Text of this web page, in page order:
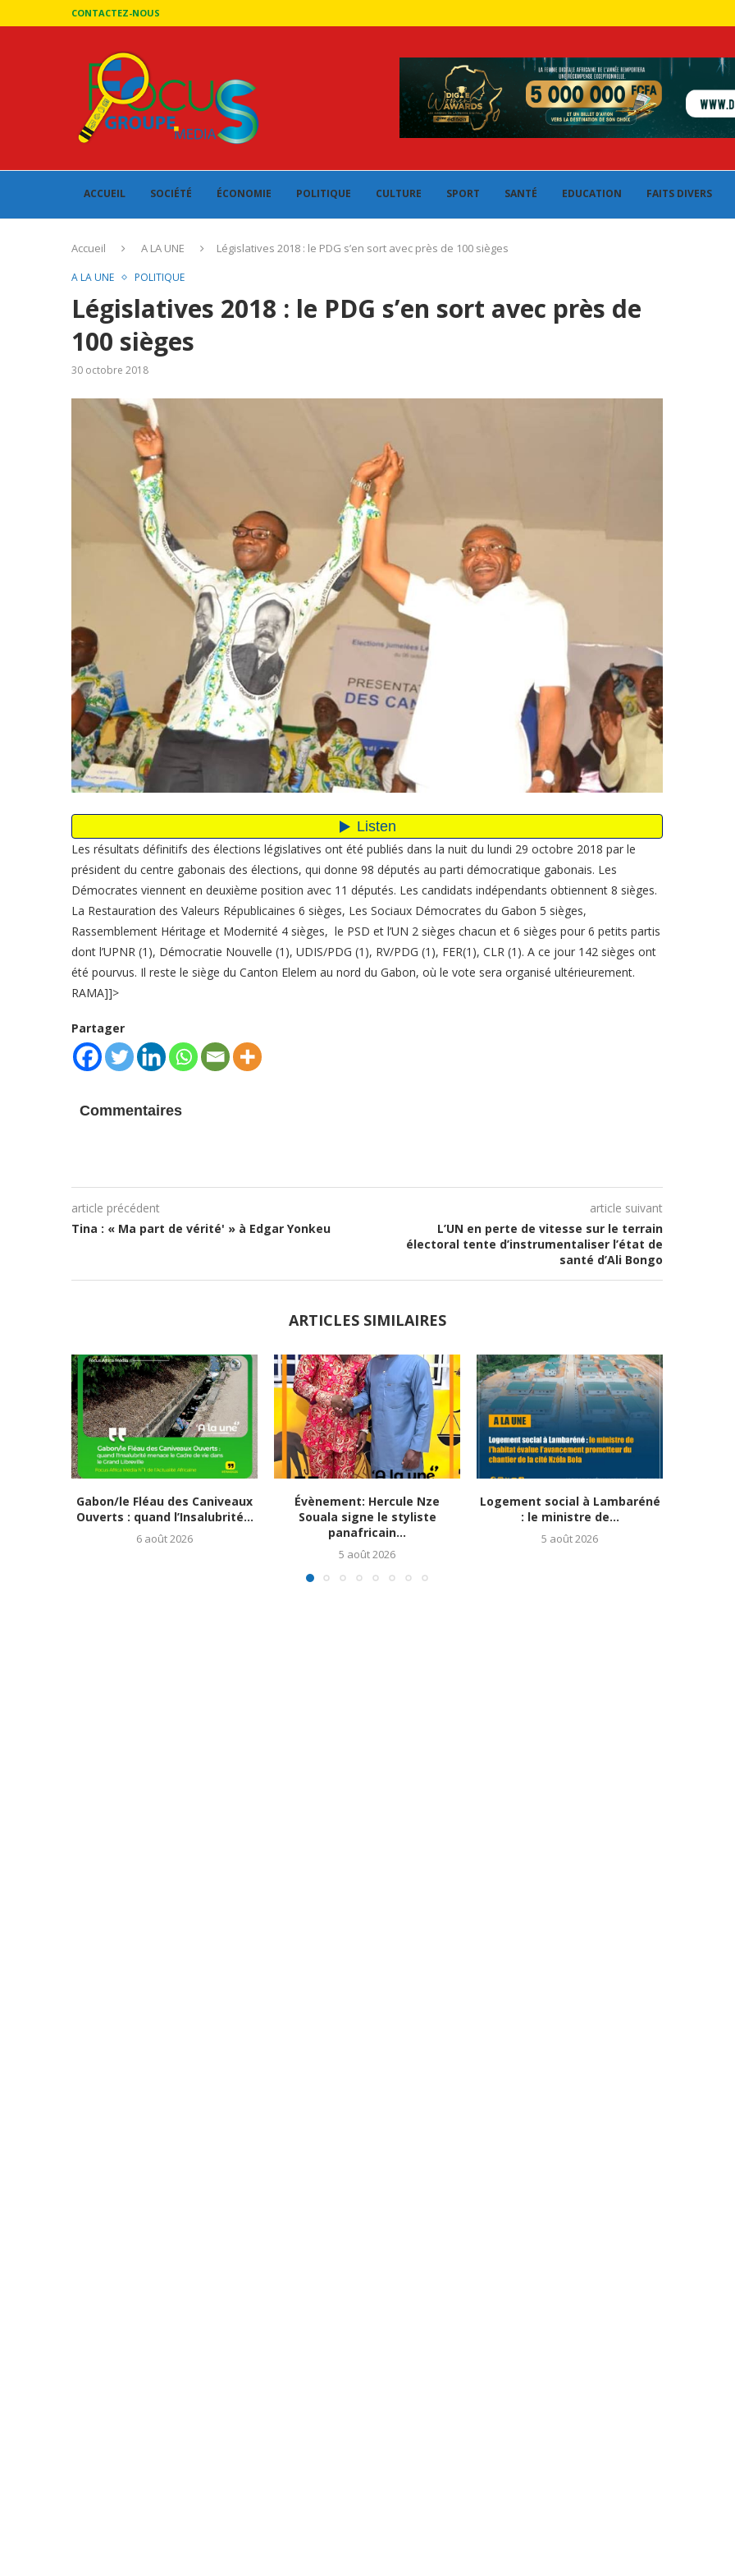
CONTACTEZ-NOUS
ACCUEIL SOCIÉTÉ ÉCONOMIE POLITIQUE CULTURE SPORT SANTÉ EDUCATION FAITS DIVERS
Accueil A LA UNE Législatives 2018 : le PDG s’en sort avec près de 100 sièges
A LA UNE POLITIQUE
Législatives 2018 : le PDG s’en sort avec près de
100 sièges
30 octobre 2018
Les résultats définitifs des élections législatives ont été publiés dans la nuit du lundi 29 octobre 2018 par le
président du centre gabonais des élections, qui donne 98 députés au parti démocratique gabonais. Les
Démocrates viennent en deuxième position avec 11 députés. Les candidats indépendants obtiennent 8 sièges.
La Restauration des Valeurs Républicaines 6 sièges, Les Sociaux Démocrates du Gabon 5 sièges,
Rassemblement Héritage et Modernité 4 sièges, le PSD et l’UN 2 sièges chacun et 6 sièges pour 6 petits partis
dont l’UPNR (1), Démocratie Nouvelle (1), UDIS/PDG (1), RV/PDG (1), FER(1), CLR (1). A ce jour 142 sièges ont
été pourvus. Il reste le siège du Canton Elelem au nord du Gabon, où le vote sera organisé ultérieurement.
RAMA]]>
Partager
Commentaires
article précédent
Tina : « Ma part de vérité' » à Edgar Yonkeu
article suivant
L’UN en perte de vitesse sur le terrain
électoral tente d’instrumentaliser l’état de
santé d’Ali Bongo
ARTICLES SIMILAIRES
Gabon/le Fléau des Caniveaux
Ouverts : quand l’Insalubrité...
6 août 2026
Évènement: Hercule Nze
Souala signe le styliste
panafricain...
5 août 2026
Logement social à Lambaréné
: le ministre de...
5 août 2026